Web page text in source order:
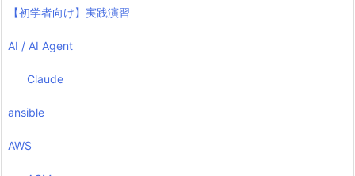
【初学者向け】実践演習
AI / AI Agent
Claude
ansible
AWS